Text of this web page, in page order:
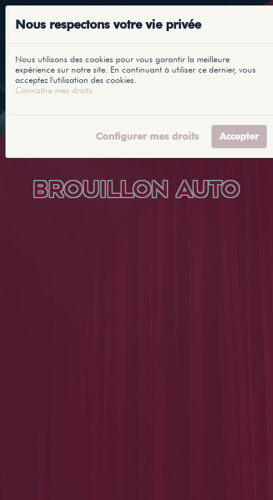
BROUILLON AUTO
Nous respectons votre vie privée
Nous utilisons des cookies pour vous garantir la meilleure
expérience sur notre site. En continuant à utiliser ce dernier, vous
acceptez l'utilisation des cookies.
Connaître mes droits
Configurer mes droits Accepter